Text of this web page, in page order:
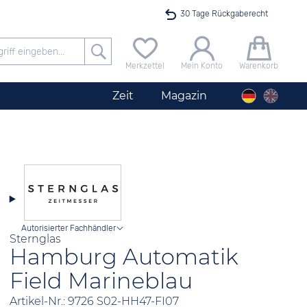
30 Tage Rückgaberecht
Versandkostenfrei ab 40 €
24h Expresslieferung
100 Tage Niedrigpreisgarantie
Merkzettel Mein Konto Warenkorb
Zeit Magazin
Sternglas
Hamburg Automatik
Field Marineblau
Artikel-Nr.: 9726 S02-HH47-FI07
Autorisierter Fachhändler